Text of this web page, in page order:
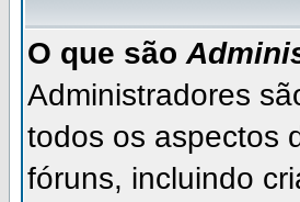
O que são
Administradores
todos os aspectos
fóruns, incluindo